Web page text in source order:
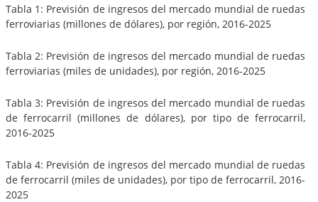
Tabla 1: Previsión de ingresos del mercado mundial de ruedas
ferroviarias (millones de dólares), por región, 2016-2025
Tabla 2: Previsión de ingresos del mercado mundial de ruedas
ferroviarias (miles de unidades), por región, 2016-2025
Tabla 3: Previsión de ingresos del mercado mundial de ruedas
de ferrocarril (millones de dólares), por tipo de ferrocarril,
2016-2025
Tabla 4: Previsión de ingresos del mercado mundial de ruedas
de ferrocarril (miles de unidades), por tipo de ferrocarril, 2016-
2025